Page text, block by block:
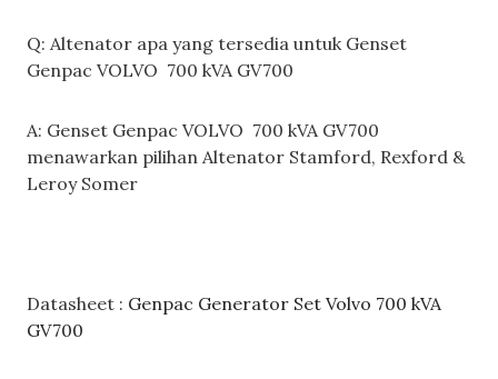
Q: Altenator apa yang tersedia untuk Genset
Genpac VOLVO 700 kVA GV700
A: Genset Genpac VOLVO 700 kVA GV700
menawarkan pilihan Altenator Stamford, Rexford &
Leroy Somer
Datasheet : Genpac Generator Set Volvo 700 kVA
GV700